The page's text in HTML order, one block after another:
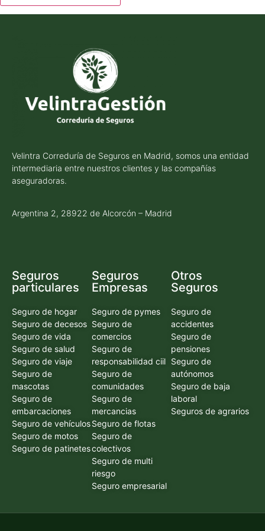
Velintra Correduría de Seguros en Madrid, somos una entidad
intermediaria entre nuestros clientes y las compañías
aseguradoras.
Argentina 2, 28922 de Alcorcón – Madrid
Seguros
particulares
Seguro de hogar
Seguro de decesos
Seguro de vida
Seguro de salud
Seguro de viaje
Seguro de
mascotas
Seguro de
embarcaciones
Seguro de vehículos
Seguro de motos
Seguro de patinetes
Seguros
Empresas
Seguro de pymes
Seguro de
comercios
Seguro de
responsabilidad ciil
Seguro de
comunidades
Seguro de
mercancias
Seguro de flotas
Seguro de
colectivos
Seguro de multi
riesgo
Seguro empresarial
Otros
Seguros
Seguro de
accidentes
Seguro de
pensiones
Seguro de
autónomos
Seguro de baja
laboral
Seguros de agrarios